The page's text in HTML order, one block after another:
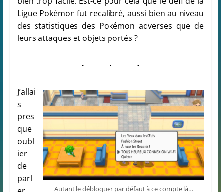
Ligue Pokémon fut recalibré, aussi bien au niveau
des statistiques des Pokémon adverses que de
leurs attaques et objets portés ?
Autant le débloquer par défaut à ce compte là…
J’allai
s
pres
que
oubl
ier
de
parl